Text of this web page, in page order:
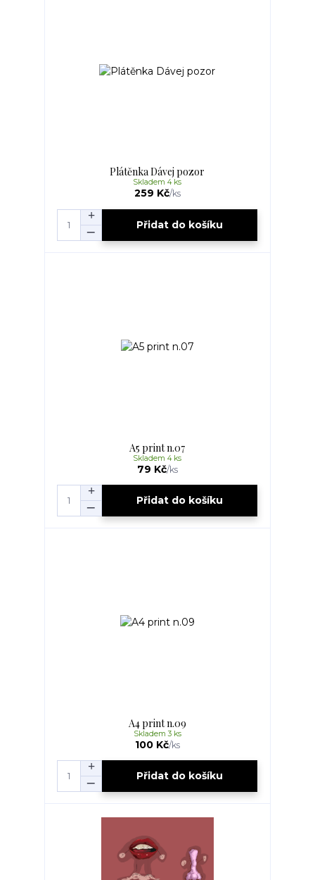
Plátěnka Dávej pozor
259 Kč/ks
Skladem 4 ks
Přidat do košíku
A5 print n.07
79 Kč/ks
Skladem 4 ks
Přidat do košíku
A4 print n.09
100 Kč/ks
Skladem 3 ks
Přidat do košíku